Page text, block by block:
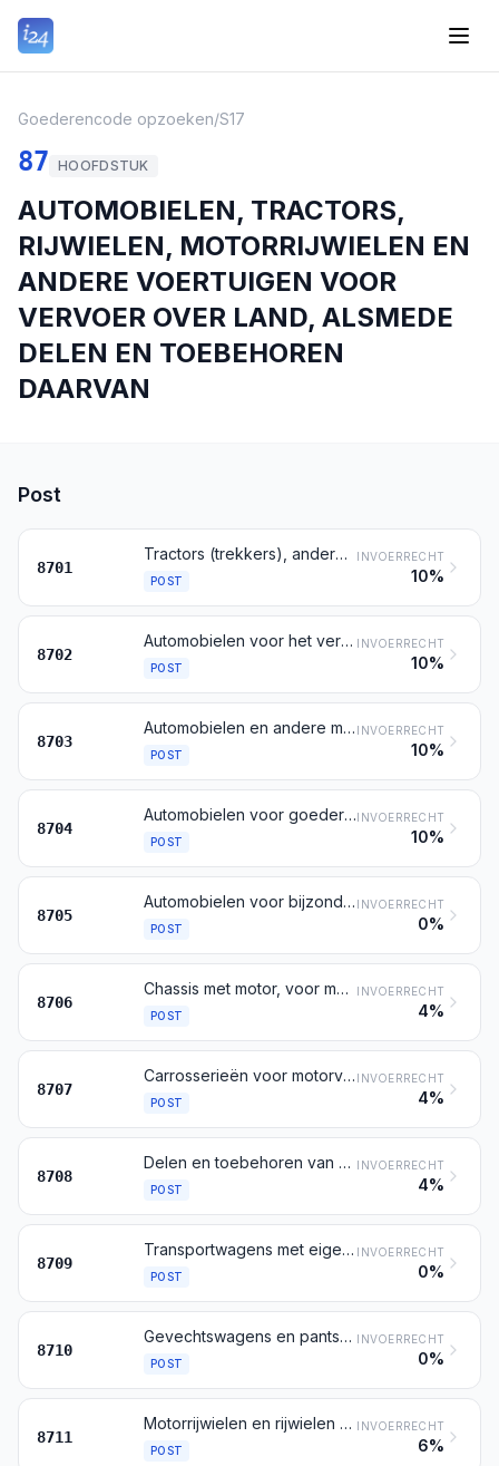
Goederencode opzoeken/S17
87 HOOFDSTUK
AUTOMOBIELEN, TRACTORS,
RIJWIELEN, MOTORRIJWIELEN EN
ANDERE VOERTUIGEN VOOR
VERVOER OVER LAND, ALSMEDE
DELEN EN TOEBEHOREN
DAARVAN
Post
8701
Tractors (trekkers), andere dan die bedoeld bij post 8709
POST
INVOERRECHT
10%
8702
Automobielen voor het vervoer van tien of meer personen, de bestuurder daaronder begrepen
POST
INVOERRECHT
10%
8703
Automobielen en andere motorvoertuigen hoofdzakelijk ontworpen voor personenvervoer (andere dan die bedoeld bij post 8702), motorvoertuigen van het type stationwagen of break en racewagens daaronder begrepen
POST
INVOERRECHT
10%
8704
Automobielen voor goederenvervoer
POST
INVOERRECHT
10%
8705
Automobielen voor bijzondere doeleinden (bijvoorbeeld takelwagens, kraanauto's, brandweerauto's, automobielen met menginstallatie voor beton, veegauto's, sproeiauto's, werkplaatsauto's, röntgenauto's), andere dan die hoofdzakelijk ontworpen voor het vervoer van personen of van goederen
POST
INVOERRECHT
0%
8706
Chassis met motor, voor motorvoertuigen bedoeld bij de posten 8701 tot en met 8705
POST
INVOERRECHT
4%
8707
Carrosserieën voor motorvoertuigen bedoeld bij de posten 8701 tot en met 8705, cabines daaronder begrepen
POST
INVOERRECHT
4%
8708
Delen en toebehoren van motorvoertuigen bedoeld bij de posten 8701 tot en met 8705
POST
INVOERRECHT
4%
8709
Transportwagens met eigen beweegkracht, niet voorzien van een hefsysteem, van de soort gebruikt in fabrieken, in opslagplaatsen, op haventerreinen of op vliegvelden, voor het vervoer van goederen over korte afstanden; trekkers van de soort gebruikt voor het trekken van perronwagentjes; delen daarvan
POST
INVOERRECHT
0%
8710
Gevechtswagens en pantserauto's, ook indien met bewapening; delen daarvan
POST
INVOERRECHT
0%
8711
Motorrijwielen en rijwielen met hulpmotor, ook indien met zijspan; zijspanwagens
POST
INVOERRECHT
6%